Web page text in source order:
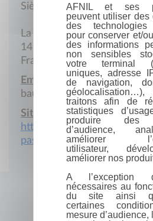
Siège social
La Royale
14520 Port-en-Bessin
France
Email :
baudere.marie-
Site Internet :
https://genealogie-ma-
pass.wixsite.com/
AFNIL et ses
peuvent utiliser des
des technologies
pour conserver et/
des informations
non sensibles
votre terminal
uniques, adresse
de navigation,
traitons afin de
statistiques
produire des
d’audience,
améliorer
utilisateur,
améliorer nos
A l’exception
nécessaires au
du site ainsi
certaines
mesure d’audience,